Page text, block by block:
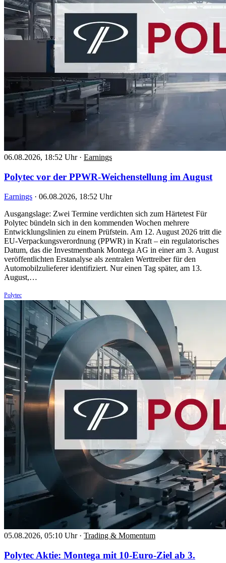
06.08.2026, 18:52 Uhr · Earnings
Polytec vor der PPWR-Weichenstellung im August
Earnings · 06.08.2026, 18:52 Uhr
Ausgangslage: Zwei Termine verdichten sich zum Härtetest Für
Polytec bündeln sich in den kommenden Wochen mehrere
Entwicklungslinien zu einem Prüfstein. Am 12. August 2026 tritt die
EU-Verpackungsverordnung (PPWR) in Kraft – ein regulatorisches
Datum, das die Investmentbank Montega AG in einer am 3. August
veröffentlichten Erstanalyse als zentralen Werttreiber für den
Automobilzulieferer identifiziert. Nur einen Tag später, am 13.
August,…
Polytec
05.08.2026, 05:10 Uhr · Trading & Momentum
Polytec Aktie: Montega mit 10-Euro-Ziel ab 3.